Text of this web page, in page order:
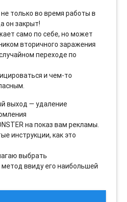
только во время работы в
он закрыт!
само по себе, но может
вторичного заражения
переходе по
и чем-то
выход — удаление
на показ вам рекламы.
инструкции, как это
выбрать
ввиду его наибольшей